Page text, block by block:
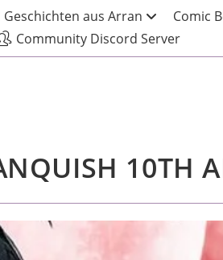
Geschichten aus Arran Comic
Community Discord Server
10TH